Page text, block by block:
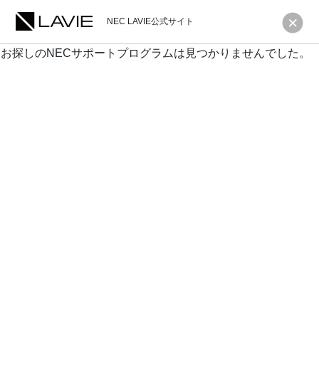
NEC LAVIE公式サイト
お探しのNECサポートプログラムは見つかりませんでした。